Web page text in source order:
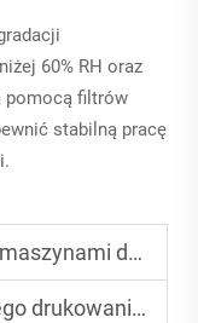
60% RH oraz
pomocą filtrów
stabilną pracę
i sposoby ich rozwiązania
kubeczków plastikowych